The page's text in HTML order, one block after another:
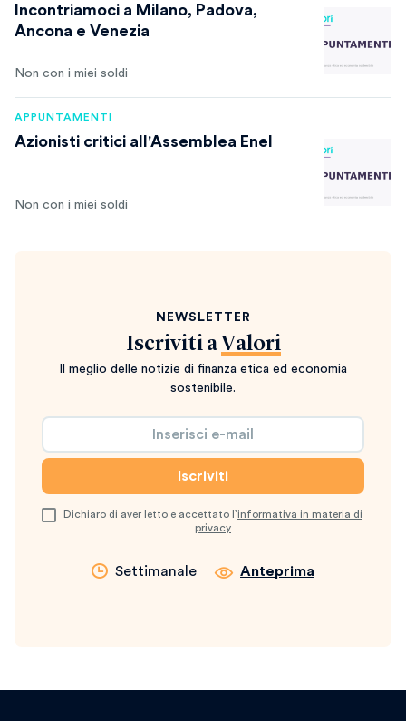
Incontriamoci a Milano, Padova,
Ancona e Venezia
Non con i miei soldi
APPUNTAMENTI
Azionisti critici all'Assemblea Enel
Non con i miei soldi
NEWSLETTER
Iscriviti a Valori
Il meglio delle notizie di finanza etica ed economia
sostenibile.
Dichiaro di aver letto e accettato l’informativa in materia di
privacy
Settimanale Anteprima